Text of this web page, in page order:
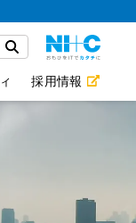
採用情報